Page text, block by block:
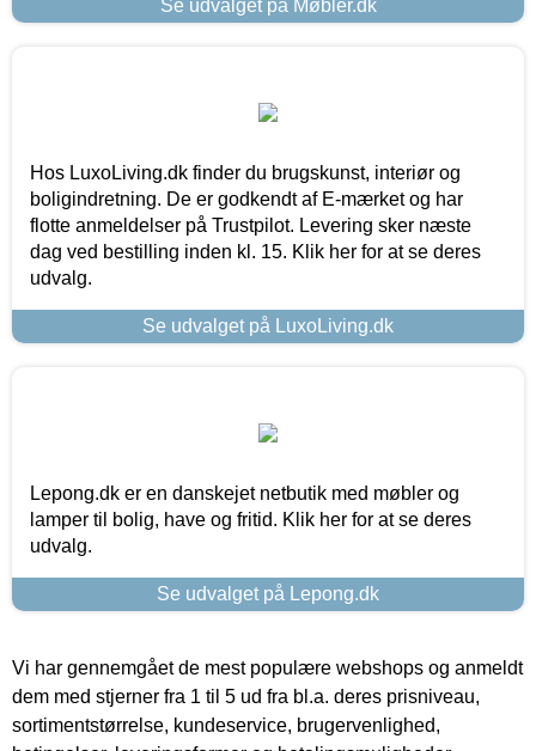
Se udvalget på Møblér.dk
Hos LuxoLiving.dk finder du brugskunst, interiør og
boligindretning. De er godkendt af E-mærket og har
flotte anmeldelser på Trustpilot. Levering sker næste
dag ved bestilling inden kl. 15. Klik her for at se deres
udvalg.
Se udvalget på LuxoLiving.dk
Lepong.dk er en danskejet netbutik med møbler og
lamper til bolig, have og fritid. Klik her for at se deres
udvalg.
Se udvalget på Lepong.dk
Vi har gennemgået de mest populære webshops og anmeldt
dem med stjerner fra 1 til 5 ud fra bl.a. deres prisniveau,
sortimentstørrelse, kundeservice, brugervenlighed,